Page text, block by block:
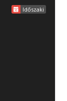
Időszaki